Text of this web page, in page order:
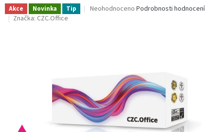
Akce Novinka Tip
Průměrné
Neohodnoceno Podrobnosti hodnocení
Značka: CZC.Office